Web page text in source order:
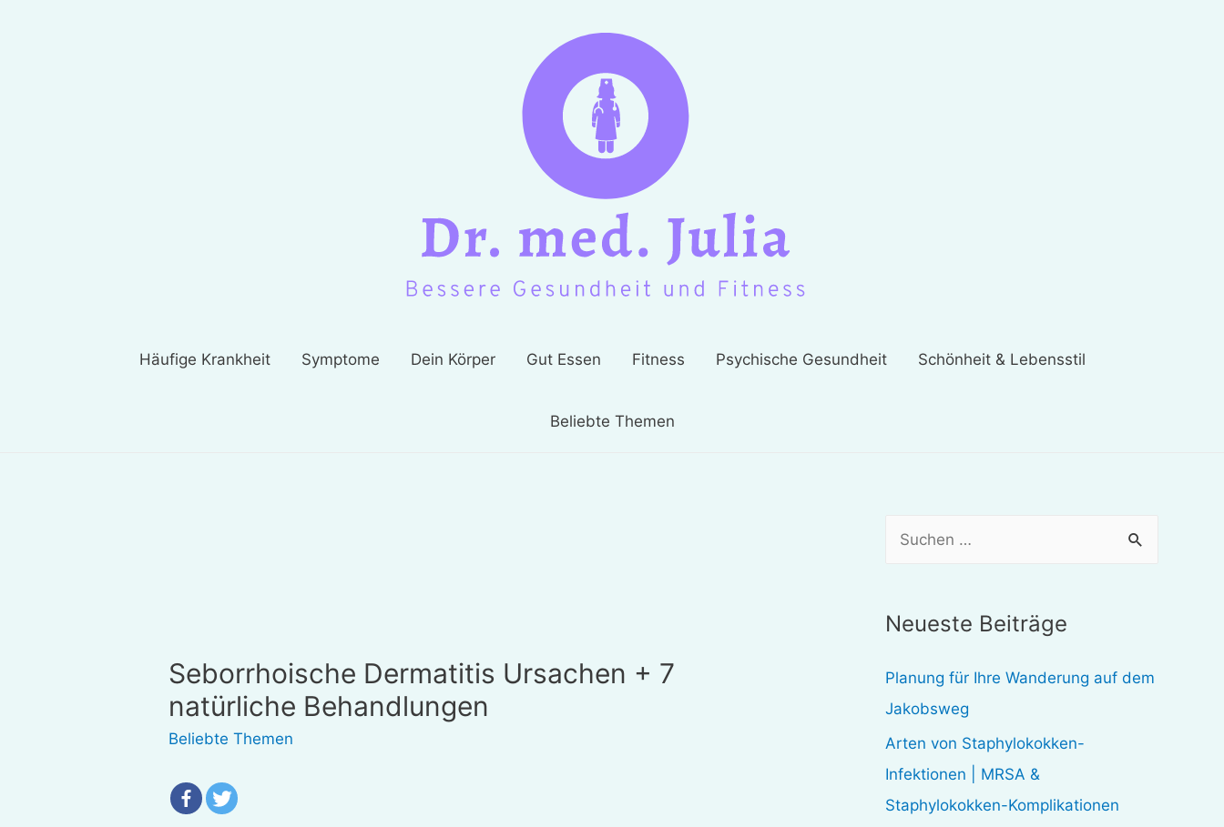
Häufige Krankheit Symptome Dein Körper Gut Essen Fitness Psychische Gesundheit Schönheit & Lebensstil
Beliebte Themen
Seborrhoische Dermatitis Ursachen + 7
natürliche Behandlungen
Beliebte Themen
h
n
n
a
c
h
Neueste Beiträge
Planung für Ihre Wanderung auf dem
Jakobsweg
Arten von Staphylokokken-
Infektionen | MRSA &
Staphylokokken-Komplikationen